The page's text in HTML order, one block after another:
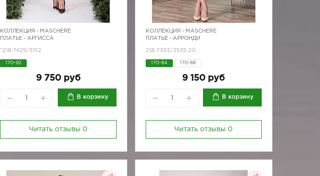
КОЛЛЕКЦИЯ - MASCHERE
ПЛАТЬЕ - АРГИССА
*218-7429/3152
170-92
9 750 руб
В корзину
Читать отзывы 0
КОЛЛЕКЦИЯ - MASCHERE
ПЛАТЬЕ - АРРОНДИ
218-7393/3535-20
170-84 170-88
9 150 руб
В корзину
Читать отзывы 0